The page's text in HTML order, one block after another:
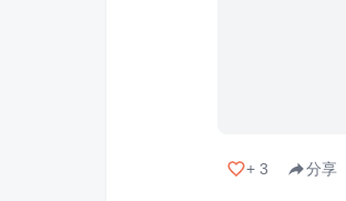
+ 3 分享